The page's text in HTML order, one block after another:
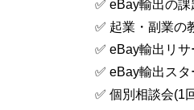
✅ eBay輸出の
✅ 起業・副業の
✅ eBay輸出リ
✅ eBay輸出ス
✅ 個別相談会(1